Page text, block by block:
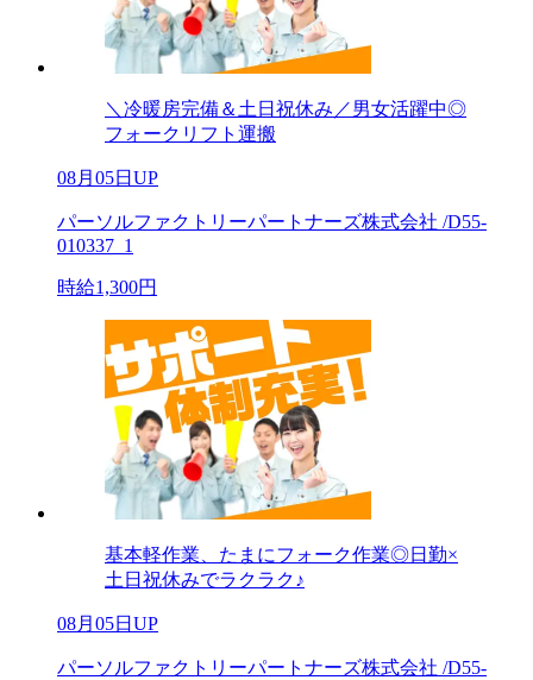
＼冷暖房完備＆土日祝休み／男女活躍中◎
フォークリフト運搬
08月05日UP
パーソルファクトリーパートナーズ株式会社 /D55-
010337_1
時給1,300円
基本軽作業、たまにフォーク作業◎日勤×
土日祝休みでラクラク♪
08月05日UP
パーソルファクトリーパートナーズ株式会社 /D55-